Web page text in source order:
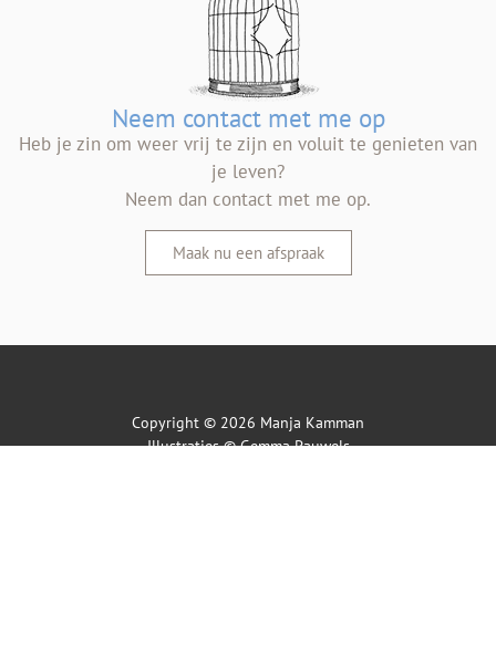
Neem contact met me op
Heb je zin om weer vrij te zijn en voluit te genieten van
je leven?
Neem dan contact met me op.
Maak nu een afspraak
Copyright © 2026 Manja Kamman
Illustraties ©Gemma Pauwels